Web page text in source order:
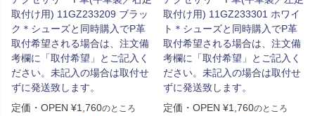
取付け用) 11GZ233209 ブラッ
ク＊シューズと同時購入でP革
取付希望される場合は、注文備
考欄に「取付希望」とご記入く
ださい。未記入の場合は取付せ
ずに発送致します。
定価・OPEN ¥1,760のところ
取付け用) 11GZ233301 ホワイ
ト＊シューズと同時購入でP革
取付希望される場合は、注文備
考欄に「取付希望」とご記入く
ださい。未記入の場合は取付せ
ずに発送致します。
定価・OPEN ¥1,760のところ